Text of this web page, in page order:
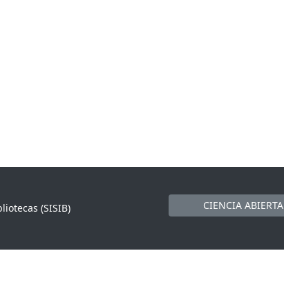
(SISIB)
CIENCIA ABIERTA